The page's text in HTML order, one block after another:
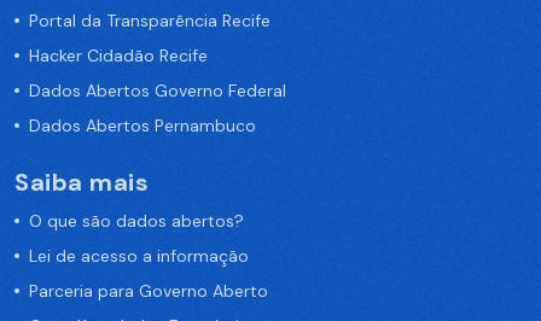
Portal da Transparência Recife
Hacker Cidadão Recife
Dados Abertos Governo Federal
Dados Abertos Pernambuco
Saiba mais
O que são dados abertos?
Lei de acesso a informação
Parceria para Governo Aberto